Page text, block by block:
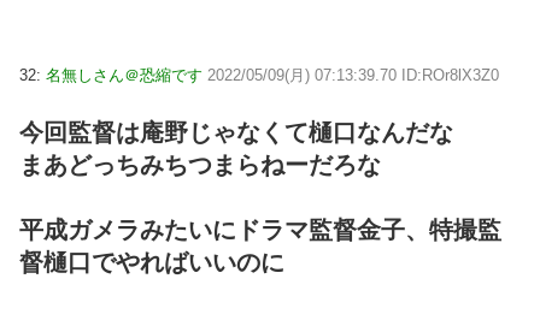
32: 名無しさん＠恐縮です 2022/05/09(月) 07:13:39.70 ID:ROr8lX3Z0
今回監督は庵野じゃなくて樋口なんだな
まあどっちみちつまらねーだろな
平成ガメラみたいにドラマ監督金子、特撮監
督樋口でやればいいのに